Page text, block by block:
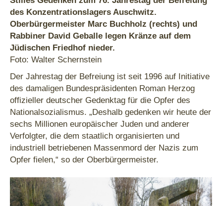
des Konzentrationslagers Auschwitz.
Oberbürgermeister Marc Buchholz (rechts) und
Rabbiner David Geballe legen Kränze auf dem
Jüdischen Friedhof nieder.
Foto: Walter Schernstein
Der Jahrestag der Befreiung ist seit 1996 auf Initiative
des damaligen Bundespräsidenten Roman Herzog
offizieller deutscher Gedenktag für die Opfer des
Nationalsozialismus. „Deshalb gedenken wir heute der
sechs Millionen europäischer Juden und anderer
Verfolgter, die dem staatlich organisierten und
industriell betriebenen Massenmord der Nazis zum
Opfer fielen,“ so der Oberbürgermeister.